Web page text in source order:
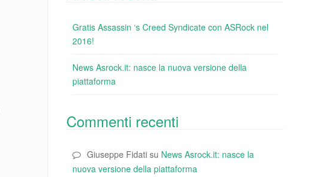
Gratis Assassin ‘s Creed Syndicate con ASRock nel
2016!
News Asrock.it: nasce la nuova versione della
piattaforma
Commenti recenti
Giuseppe Fidati su News Asrock.it: nasce la
nuova versione della piattaforma